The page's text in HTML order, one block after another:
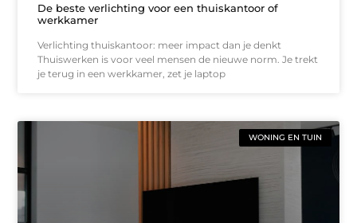
De beste verlichting voor een thuiskantoor of
werkkamer
Verlichting thuiskantoor: meer impact dan je denkt
Thuiswerken is voor veel mensen de nieuwe norm. Je trekt
je terug in een werkkamer, zet je laptop
WONING EN TUIN